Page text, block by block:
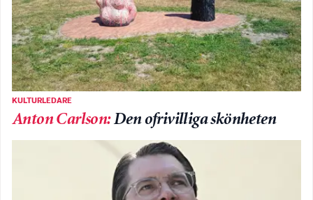
KULTURLEDARE
Anton Carlson:Den ofrivilliga skönheten